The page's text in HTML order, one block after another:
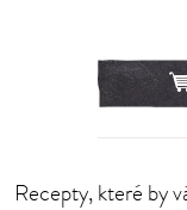
Recepty, které by